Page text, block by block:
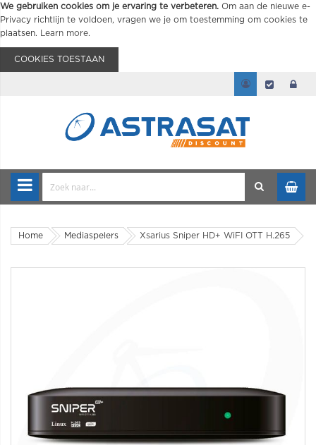
We gebruiken cookies om je ervaring te verbeteren. Om aan de nieuwe e-
Privacy richtlijn te voldoen, vragen we je om toestemming om cookies te
plaatsen.
Learn more.
COOKIES TOESTAAN
Home Mediaspelers Xsarius Sniper HD+ WiFI OTT H.265